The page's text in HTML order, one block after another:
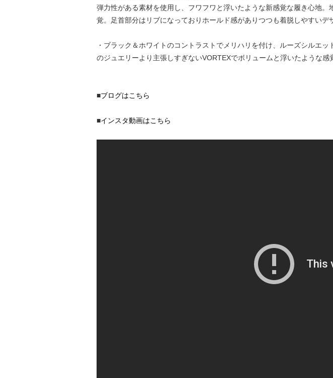
弾力性がある素材を使用し、フワフワと浮いたような新感覚な履き心地
覚。足首部分はリブになっておりホールド感がありつつも着脱しやすいデ
・ブラック＆ホワイトのコントラストでメリハリを付け、ルーズシルエ
のジュエリーより主張しすぎないVORTEXでボリュームと浮いたような感
■ブログはこちら
■インスタ動画はこちら